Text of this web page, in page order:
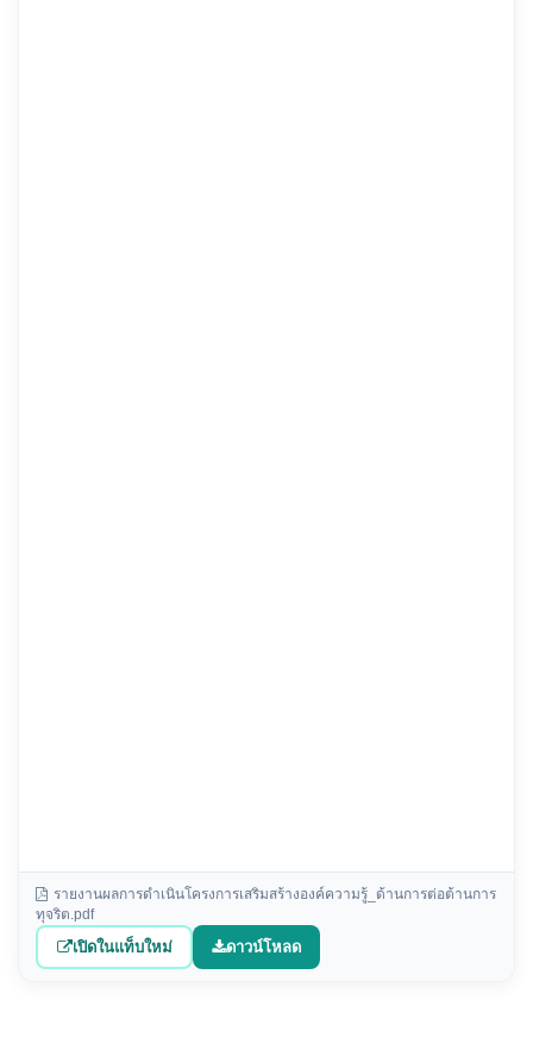
รายงานผลการดำเนินโครงการเสริมสร้างองค์ความรู้_ด้านการต่อต้านการ
ทุจริต.pdf
เปิดในแท็บใหม่ ดาวน์โหลด